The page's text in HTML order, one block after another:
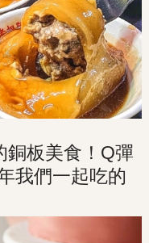
銅板美食！Q彈
我們一起吃的